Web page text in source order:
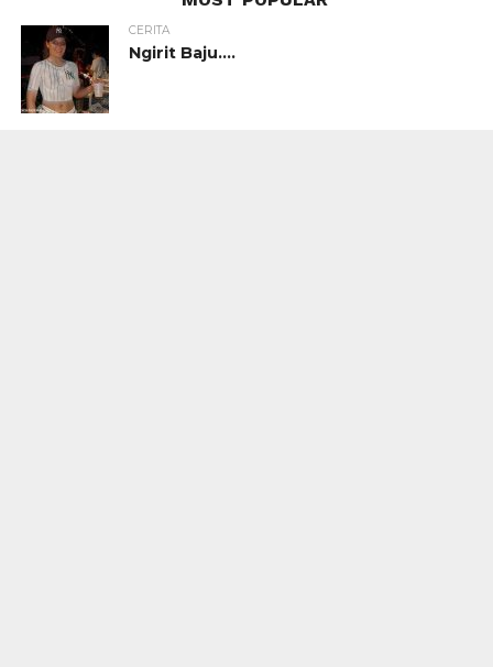
CERITA
Ngirit Baju….